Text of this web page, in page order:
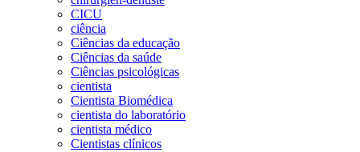
CICU
ciência
Ciências da educação
Ciências da saúde
Ciências psicológicas
cientista
Cientista Biomédica
cientista do laboratório
cientista médico
Cientistas clínicos